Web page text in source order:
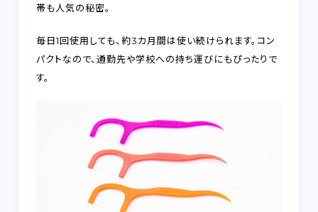
帯も人気の秘密。
毎日1回使用しても、約3カ月間は使い続けられます。コン
パクトなので、通勤先や学校への持ち運びにもぴったりで
す。